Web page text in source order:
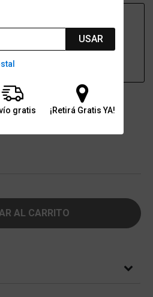
USAR
gratis ¡Retirá Gratis YA!
(a domicilio)
AL CARRITO